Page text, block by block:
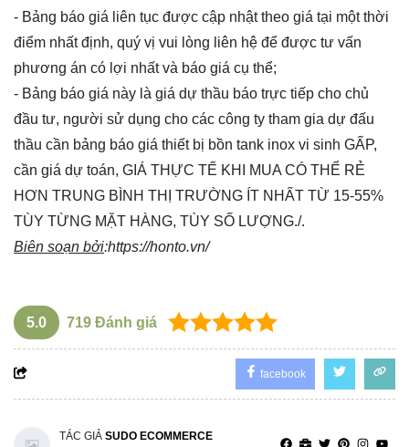
- Bảng báo giá liên tục được cập nhật theo giá tại một thời
điểm nhất định, quý vị vui lòng liên hệ để được tư vấn
phương án có lợi nhất và báo giá cụ thể;
- Bảng báo giá này là giá dự thầu báo trực tiếp cho chủ
đầu tư, người sử dụng cho các công ty tham gia dự đấu
thầu cần bảng báo giá thiết bị bồn tank inox vi sinh GẤP,
cần giá dự toán, GIÁ THỰC TẾ KHI MUA CÓ THỂ RẺ
HƠN TRUNG BÌNH THỊ TRƯỜNG ÍT NHẤT TỪ 15-55%
TÙY TỪNG MẶT HÀNG, TÙY SỐ LƯỢNG./.
Biên soạn bởi:https://honto.vn/
5.0 719 Đánh giá
facebook
TÁC GIẢ SUDO ECOMMERCE